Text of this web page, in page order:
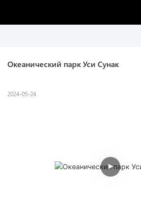
Океанический парк Уси Сунак
2024-05-24